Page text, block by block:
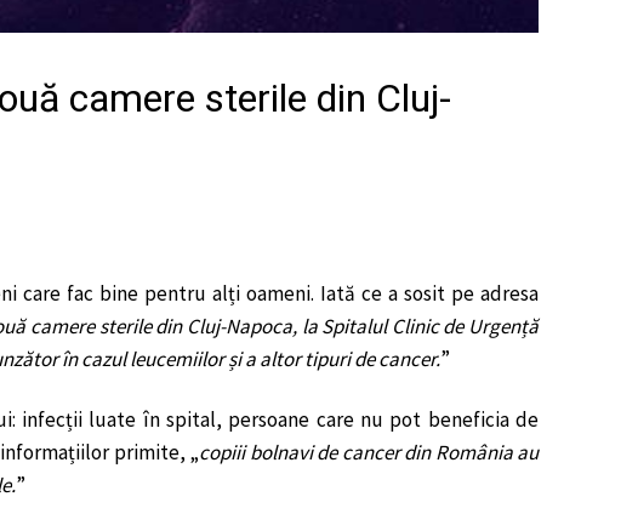
camere sterile din Cluj-
care fac bine pentru alți oameni. Iată ce a sosit pe adresa
camere sterile din Cluj-Napoca, la Spitalul Clinic de Urgență
în cazul leucemiilor și a altor tipuri de cancer.”
infecții luate în spital, persoane care nu pot beneficia de
primite, „copiii bolnavi de cancer din România au
”